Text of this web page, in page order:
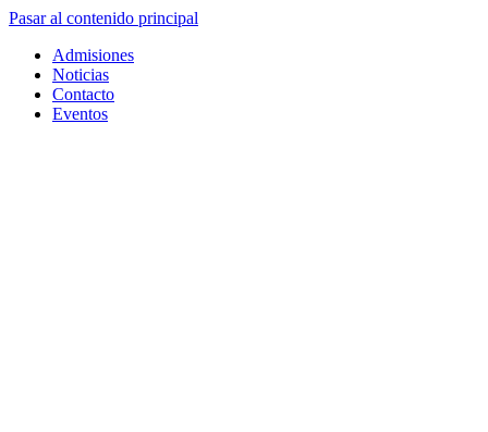
Pasar al contenido principal
Admisiones
Noticias
Contacto
Eventos